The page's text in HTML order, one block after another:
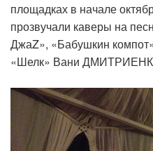
площадках в начале
прозвучали каверы на
ДжаZ», «Бабушкин
«Шелк» Вани